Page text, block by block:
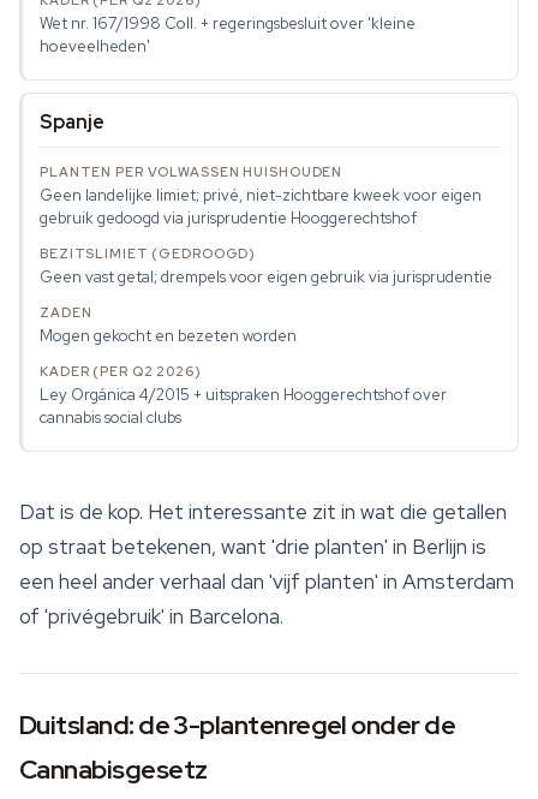
Wet nr. 167/1998 Coll. + regeringsbesluit over 'kleine
hoeveelheden'
Spanje
Geen landelijke limiet; privé, niet-zichtbare kweek voor eigen
gebruik gedoogd via jurisprudentie Hooggerechtshof
Geen vast getal; drempels voor eigen gebruik via jurisprudentie
Mogen gekocht en bezeten worden
Ley Orgánica 4/2015 + uitspraken Hooggerechtshof over
cannabis social clubs
Dat is de kop. Het interessante zit in wat die getallen
op straat betekenen, want 'drie planten' in Berlijn is
een heel ander verhaal dan 'vijf planten' in Amsterdam
of 'privégebruik' in Barcelona.
Duitsland: de 3-plantenregel onder de
Cannabisgesetz